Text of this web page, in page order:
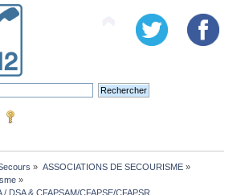
» ASSOCIATIONS DE SECOURISME»
»
DSA & CFAPSAM/CFAPSE/CFAPSR